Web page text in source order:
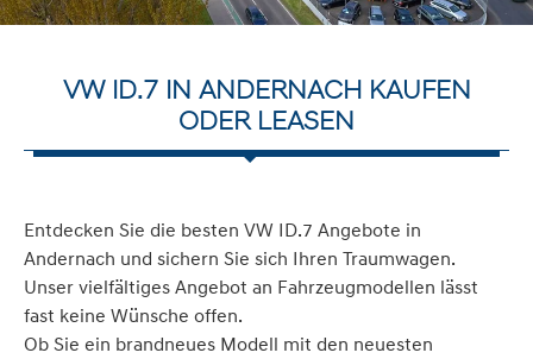
VW ID.7 IN ANDERNACH KAUFEN
ODER LEASEN
Entdecken Sie die besten VW ID.7 Angebote in
Andernach und sichern Sie sich Ihren Traumwagen.
Unser vielfältiges Angebot an Fahrzeugmodellen lässt
fast keine Wünsche offen.
Ob Sie ein brandneues Modell mit den neuesten